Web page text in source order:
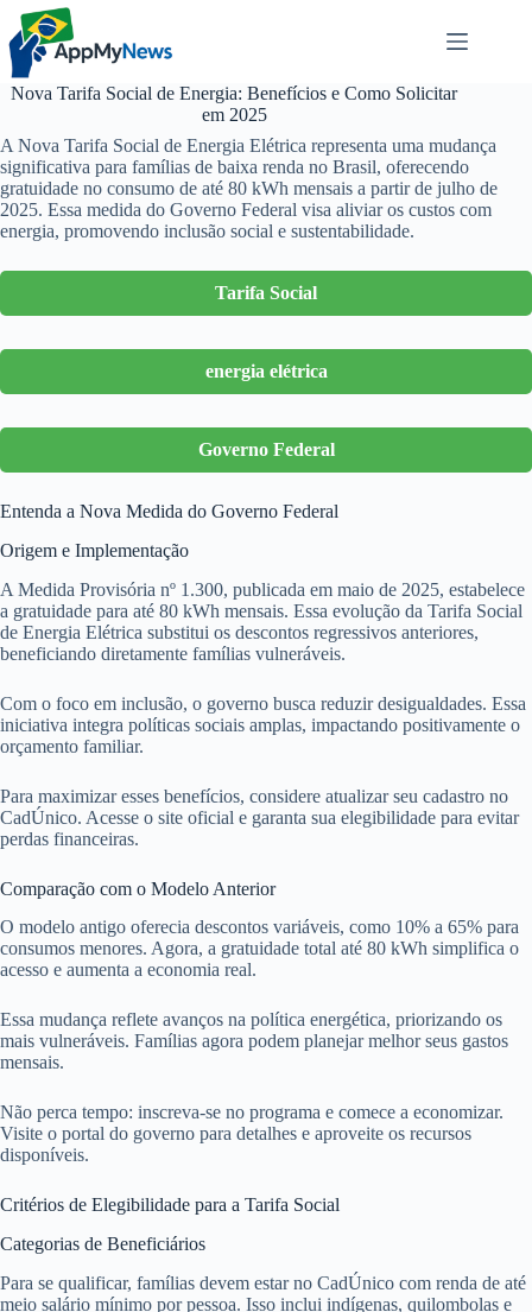
Pular
para
conteúdo
Nova Tarifa Social de Energia: Benefícios e Como Solicitar
em 2025
A Nova Tarifa Social de Energia Elétrica representa uma mudança
significativa para famílias de baixa renda no Brasil, oferecendo
gratuidade no consumo de até 80 kWh mensais a partir de julho de
2025. Essa medida do Governo Federal visa aliviar os custos com
energia, promovendo inclusão social e sustentabilidade.
Tarifa Social
energia elétrica
Governo Federal
Entenda a Nova Medida do Governo Federal
Origem e Implementação
A Medida Provisória nº 1.300, publicada em maio de 2025, estabelece
a gratuidade para até 80 kWh mensais. Essa evolução da Tarifa Social
de Energia Elétrica substitui os descontos regressivos anteriores,
beneficiando diretamente famílias vulneráveis.
Com o foco em inclusão, o governo busca reduzir desigualdades. Essa
iniciativa integra políticas sociais amplas, impactando positivamente o
orçamento familiar.
Para maximizar esses benefícios, considere atualizar seu cadastro no
CadÚnico. Acesse o site oficial e garanta sua elegibilidade para evitar
perdas financeiras.
Comparação com o Modelo Anterior
O modelo antigo oferecia descontos variáveis, como 10% a 65% para
consumos menores. Agora, a gratuidade total até 80 kWh simplifica o
acesso e aumenta a economia real.
Essa mudança reflete avanços na política energética, priorizando os
mais vulneráveis. Famílias agora podem planejar melhor seus gastos
mensais.
Não perca tempo: inscreva-se no programa e comece a economizar.
Visite o portal do governo para detalhes e aproveite os recursos
disponíveis.
Critérios de Elegibilidade para a Tarifa Social
Categorias de Beneficiários
Para se qualificar, famílias devem estar no CadÚnico com renda de até
meio salário mínimo por pessoa. Isso inclui indígenas, quilombolas e